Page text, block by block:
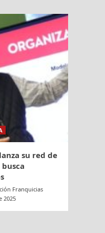
su red de
Franquicias
2025